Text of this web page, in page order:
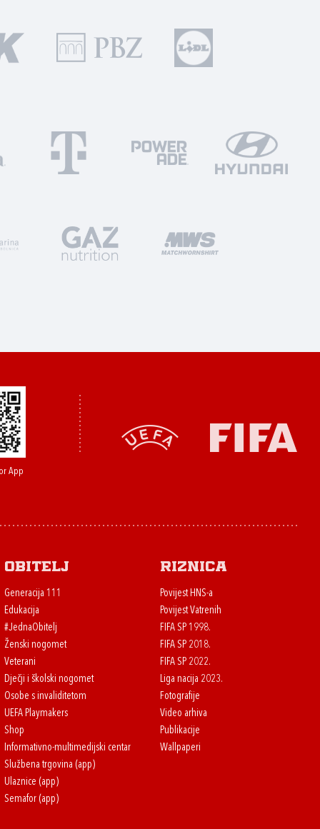
App
Obitelj
Generacija 111
Edukacija
#JednaObitelj
Ženski nogomet
Veterani
Dječji i školski nogomet
Osobe s invaliditetom
UEFA Playmakers
Shop
Informativno-multimedijski centar
Službena trgovina (app)
Ulaznice (app)
Semafor (app)
Riznica
Povijest HNS-a
Povijest Vatrenih
FIFA SP 1998.
FIFA SP 2018.
FIFA SP 2022.
Liga nacija 2023.
Fotografije
Video arhiva
Publikacije
Wallpaperi